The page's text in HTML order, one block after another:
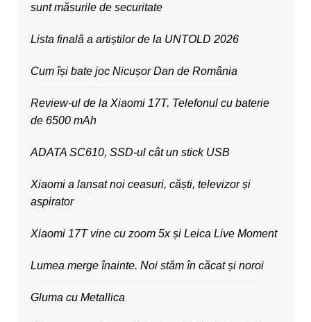
sunt măsurile de securitate
Lista finală a artiștilor de la UNTOLD 2026
Cum își bate joc Nicușor Dan de România
Review-ul de la Xiaomi 17T. Telefonul cu baterie
de 6500 mAh
ADATA SC610, SSD-ul cât un stick USB
Xiaomi a lansat noi ceasuri, căști, televizor și
aspirator
Xiaomi 17T vine cu zoom 5x și Leica Live Moment
Lumea merge înainte. Noi stăm în căcat și noroi
Gluma cu Metallica